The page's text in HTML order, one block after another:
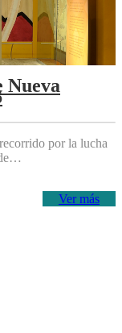
Nueva
por la lucha
Ver más